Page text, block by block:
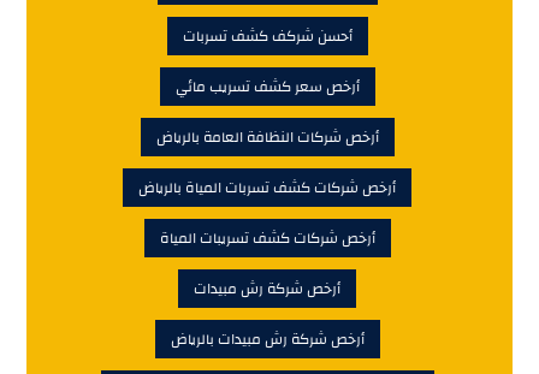
أحسن شركف كشف تسربات
أرخص سعر كشف تسريب مائي
أرخص شركات النظافة العامة بالرياض
أرخص شركات كشف تسربات المياة بالرياض
أرخص شركات كشف تسريبات المياة
أرخص شركة رش مبيدات
أرخص شركة رش مبيدات بالرياض